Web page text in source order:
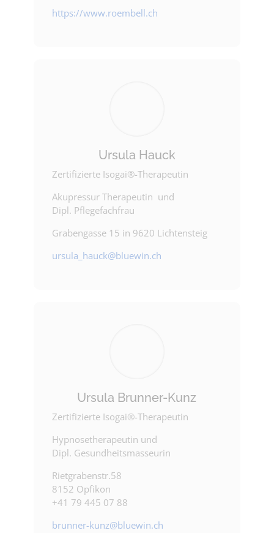
https://www.roembell.ch
Ursula Hauck
Zertifizierte Isogai®-Therapeutin
Akupressur Therapeutin und
Dipl. Pflegefachfrau
Grabengasse 15 in 9620 Lichtensteig
ursula_hauck@bluewin.ch
Ursula Brunner-Kunz
Zertifizierte Isogai®-Therapeutin
Hypnosetherapeutin und
Dipl. Gesundheitsmasseurin
Rietgrabenstr.58
8152 Opfikon
+41 79 445 07 88
brunner-kunz@bluewin.ch